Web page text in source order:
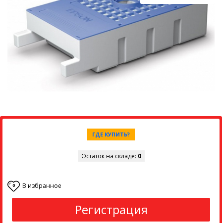
ГДЕ КУПИТЬ?
Остаток на складе: 0
0 В избранное
Регистрация